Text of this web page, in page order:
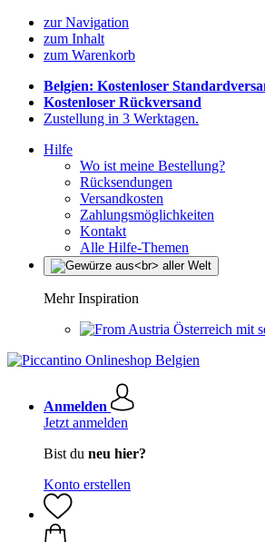
zur Navigation
zum Inhalt
zum Warenkorb
Belgien: Kostenloser
Kostenloser Rückversand
Zustellung in 3 Werktagen.
Hilfe
Wo ist meine Bestellung?
Rücksendungen
Versandkosten
Zahlungsmöglichkeiten
Kontakt
Alle Hilfe-Themen
Mehr Inspiration
Österreich mit
Anmelden
Jetzt anmelden
Bist du neu hier?
Konto erstellen